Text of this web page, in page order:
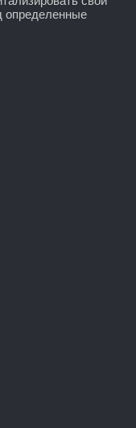
определенные